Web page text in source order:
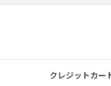
クレジットカー